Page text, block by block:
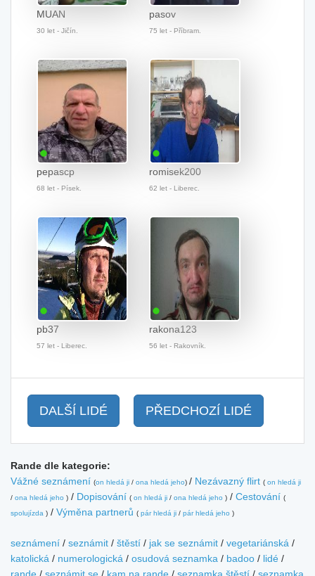
MUAN
30 let - Jičín.
pasov
75 let - Příbram.
pepascp
68 let - Písek.
romisek200
62 let - Liberec.
pb37
57 let - Liberec.
rakona123
56 let - Rakovník.
DALŠÍ LIDÉ PŘEDCHOZÍ LIDÉ
Rande dle kategorie:
Vážné seznámení (on hledá ji / ona hledá jeho) / Nezávazný flirt ( on hledá ji
/ ona hledá jeho ) / Dopisování ( on hledá ji / ona hledá jeho ) / Cestování (
spolujízda ) / Výměna partnerů ( pár hledá ji / pár hledá jeho )
seznámení / seznámit / štěstí / jak se seznámit / vegetariánská /
katolická / numerologická / osudová seznamka / badoo / lidé /